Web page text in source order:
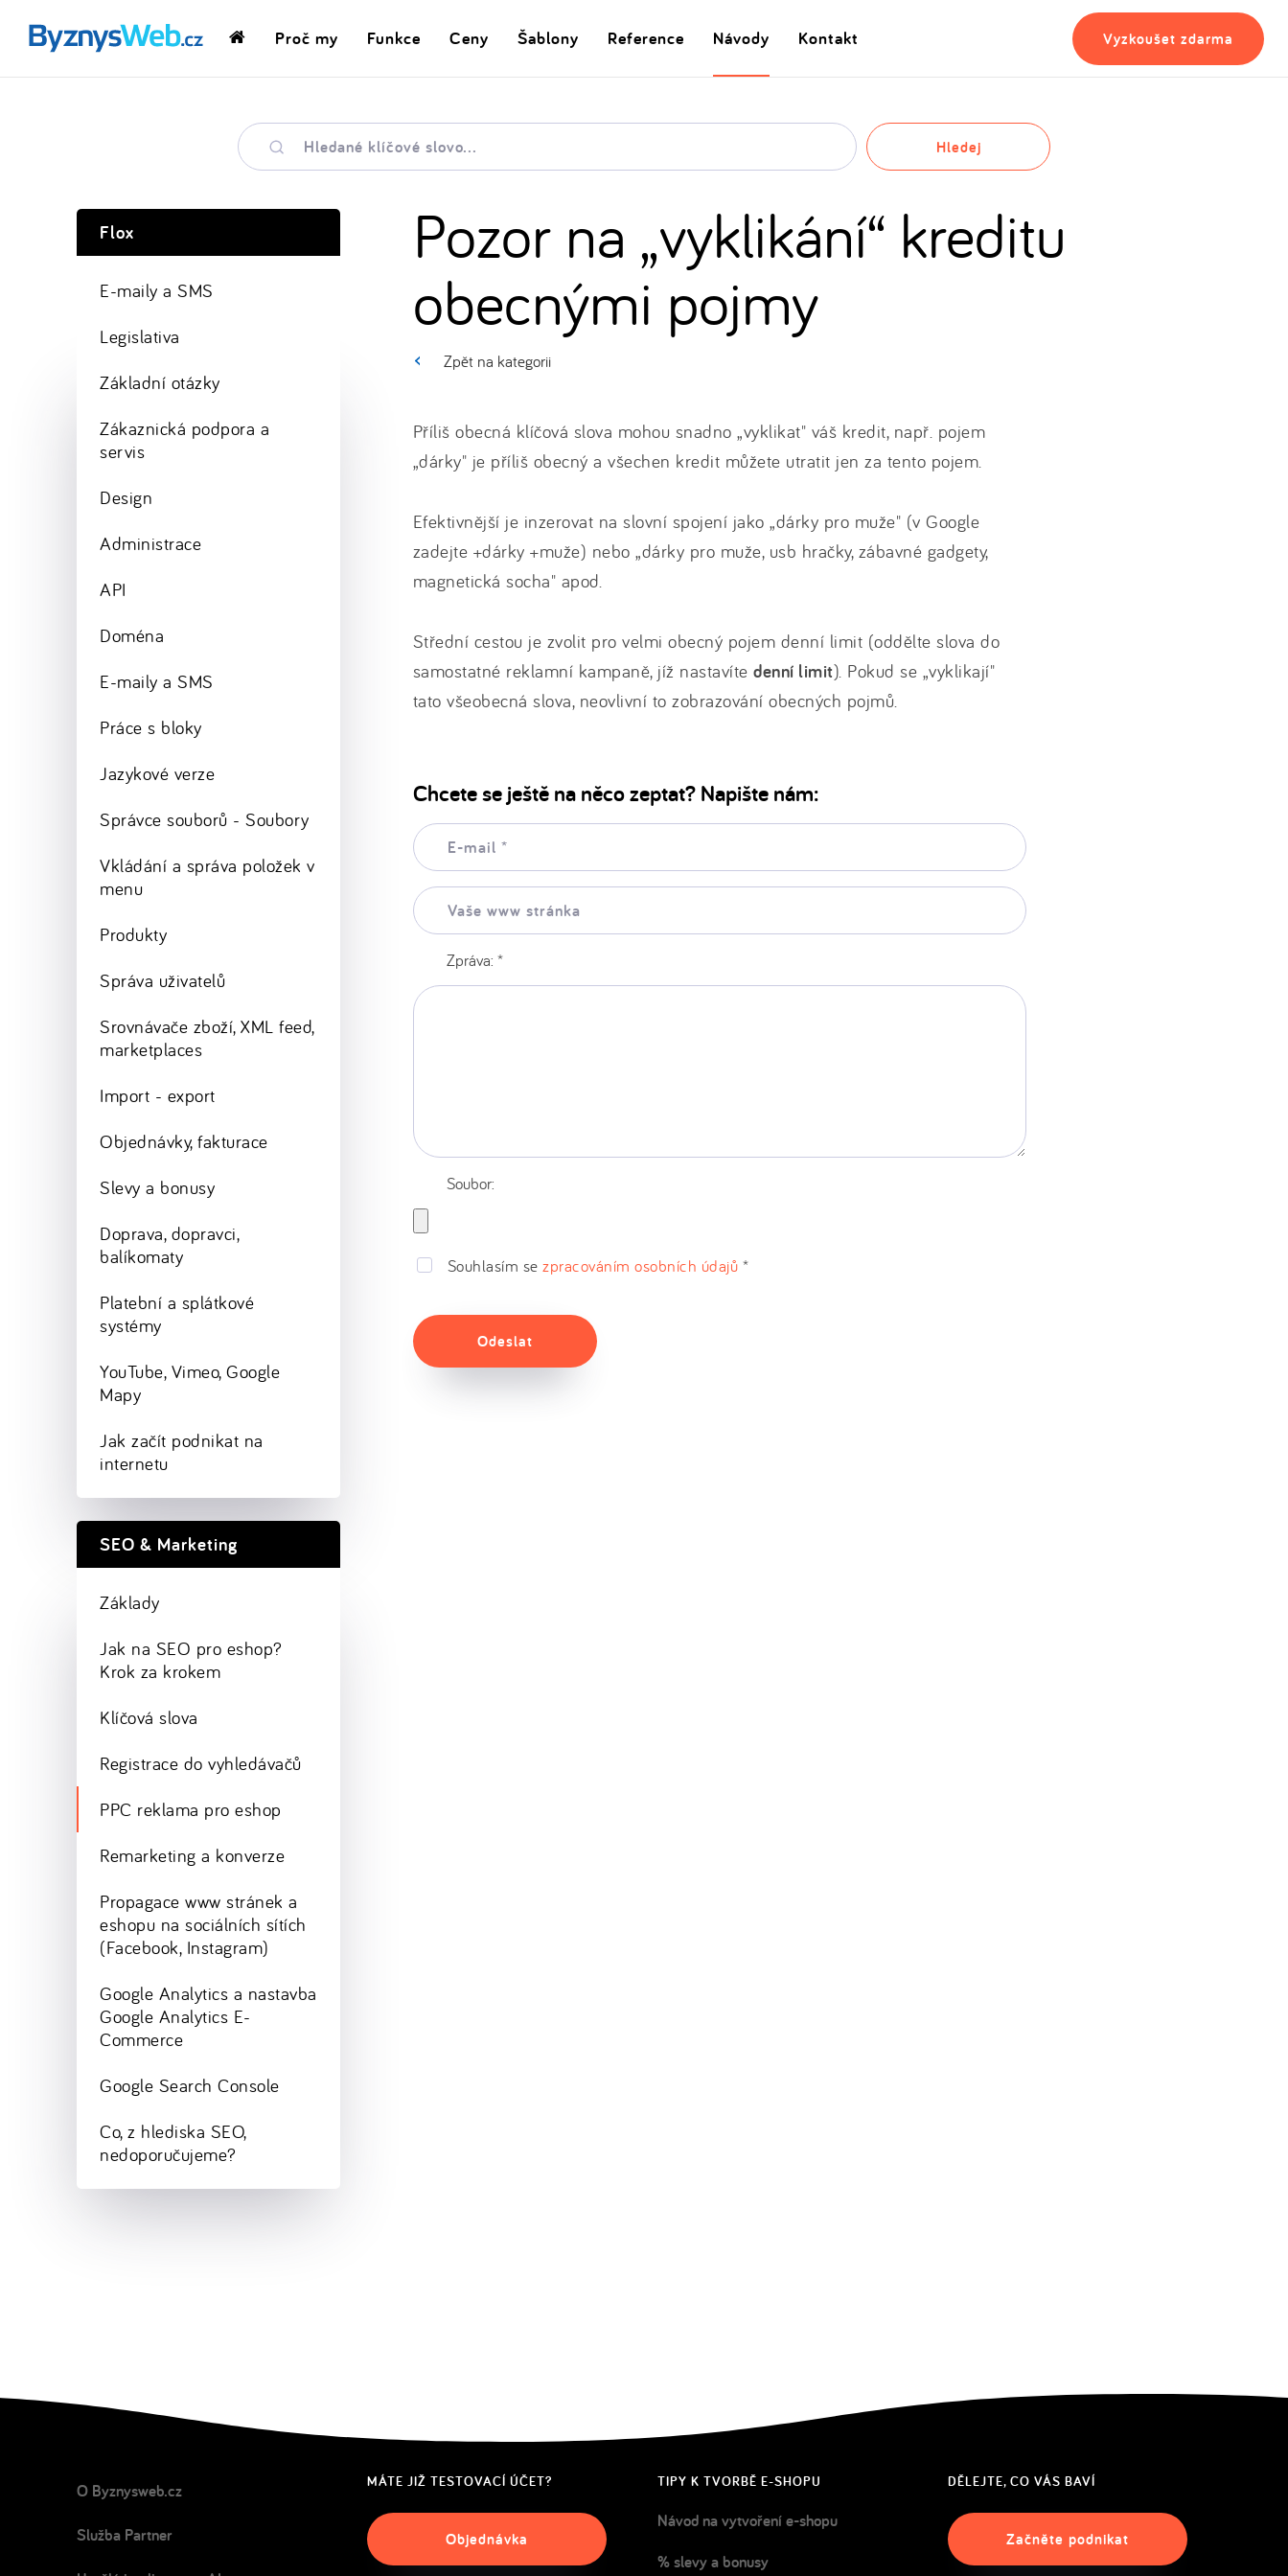
DomovskáProč my Funkce Ceny Šablony Reference Návody Kontakt Vyzkoušet zdarma
Hledané
klíčové
slovo
Hledej
Zpět na kategorii
Pozor na „vyklikání“ kreditu
obecnými pojmy
Příliš obecná klíčová slova mohou snadno „vyklikat" váš kredit, např. pojem
„dárky" je příliš obecný a všechen kredit můžete utratit jen za tento pojem.
Efektivnější je inzerovat na slovní spojení jako „dárky pro muže" (v Google
zadejte +dárky +muže) nebo „dárky pro muže, usb hračky, zábavné gadgety,
magnetická socha" apod.
Střední cestou je zvolit pro velmi obecný pojem denní limit (oddělte slova do
samostatné reklamní kampaně, jíž nastavítedenní limit). Pokud se „vyklikají"
tato všeobecná slova, neovlivní to zobrazování obecných pojmů.
Chcete se ještě na něco zeptat? Napište nám:
E-
mail:
Vaše
www
stránka:
Zpráva: *
Soubor:
Souhlasím sezpracováním osobních údajů *
Odeslat
Flox
E-maily a SMS
Legislativa
Základní otázky
Zákaznická podpora a
servis
Design
Administrace
API
Doména
E-maily a SMS
Práce s bloky
Jazykové verze
Správce souborů - Soubory
Vkládání a správa položek v
menu
Produkty
Správa uživatelů
Srovnávače zboží, XML feed,
marketplaces
Import - export
Objednávky, fakturace
Slevy a bonusy
Doprava, dopravci,
balíkomaty
Platební a splátkové
systémy
YouTube, Vimeo, Google
Mapy
Jak začít podnikat na
internetu
SEO & Marketing
Základy
Jak na SEO pro eshop?
Krok za krokem
Klíčová slova
Registrace do vyhledávačů
PPC reklama pro eshop
Remarketing a konverze
Propagace www stránek a
eshopu na sociálních sítích
(Facebook, Instagram)
Google Analytics a nastavba
Google Analytics E-
Commerce
Google Search Console
Co, z hlediska SEO,
nedoporučujeme?
O Byznysweb.cz
Služba Partner
MÁTE JIŽ TESTOVACÍ ÚČET?
Objednávka
TIPY K TVORBĚ E-SHOPU
Návod na vytvoření e-shopu
% slevy a bonusy
DĚLEJTE, CO VÁS BAVÍ
Začněte podnikat